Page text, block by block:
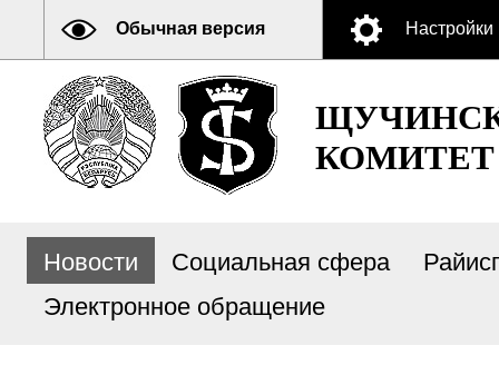
Обычная версия Настройки
КОМИТЕТ
Новости Социальная сфера
Электронное обращение